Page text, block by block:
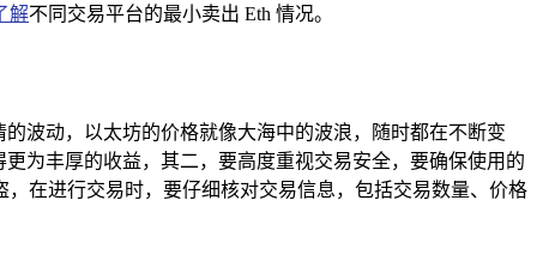
解不同交易平台的最小卖出 Eth 情况。
波动，以太坊的价格就像大海中的波浪，随时都在不断变
为丰厚的收益，其二，要高度重视交易安全，要确保使用的
在进行交易时，要仔细核对交易信息，包括交易数量、价格